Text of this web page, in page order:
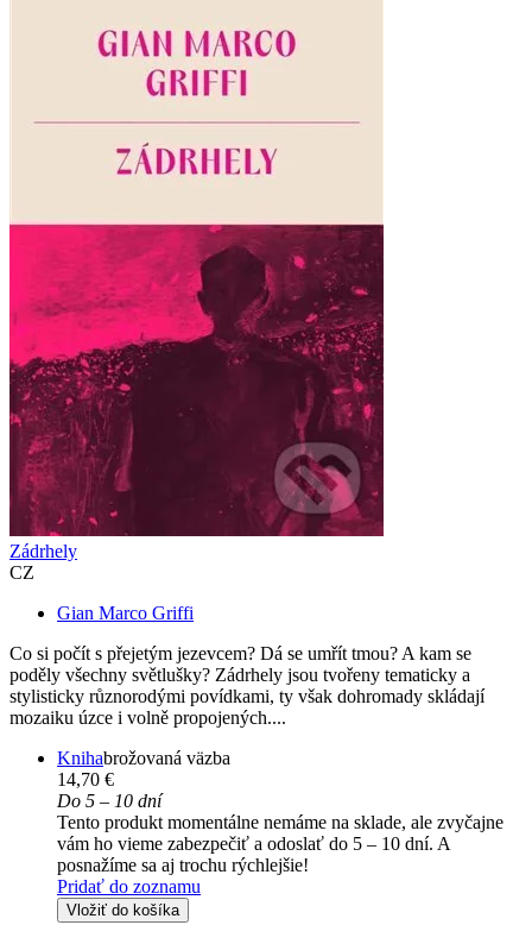
Zádrhely
CZ
Gian Marco Griffi
Co si počít s přejetým jezevcem? Dá se umřít tmou? A kam se
poděly všechny světlušky? Zádrhely jsou tvořeny tematicky a
stylisticky různorodými povídkami, ty však dohromady skládají
mozaiku úzce i volně propojených....
Knihabrožovaná väzba
14,70 €
Do 5 – 10 dní
Tento produkt momentálne nemáme na sklade, ale zvyčajne
vám ho vieme zabezpečiť a odoslať do 5 – 10 dní. A
posnažíme sa aj trochu rýchlejšie!
Pridať do zoznamu
Vložiť do košíka